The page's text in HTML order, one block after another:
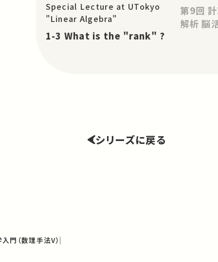
Special Lecture at UTokyo
"Linear Algebra"
1-3 What is the "rank" ?
第9回 計算神経科学－モデルと
解
シリーズに戻る
門（数理手法V）